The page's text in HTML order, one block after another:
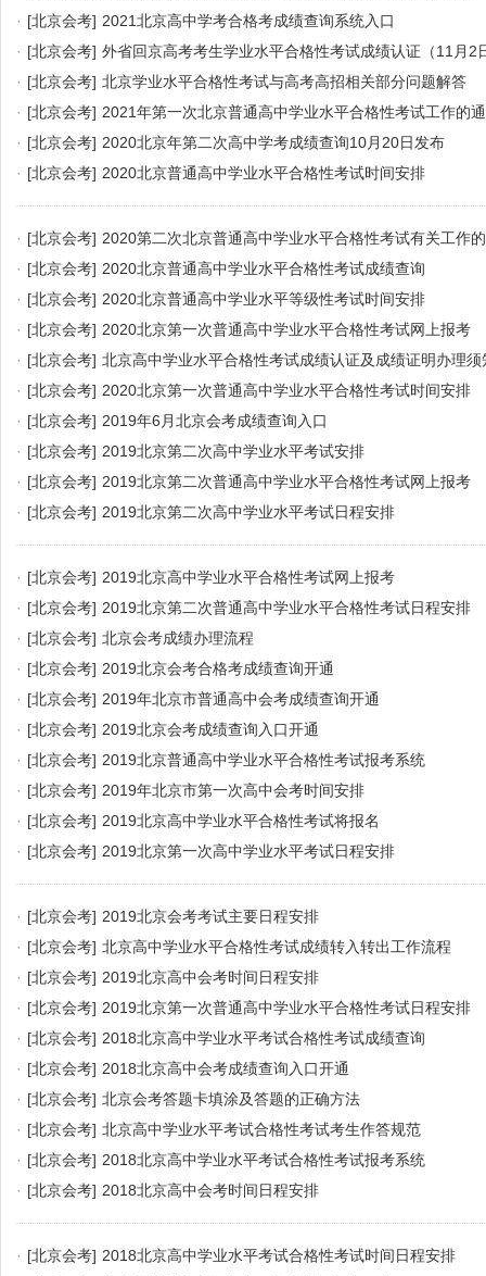
· [北京会考] 2021北京高中学考合格考成绩查询系统入口
· [北京会考] 外省回京高考考生学业水平合格性考试成绩认证（11月2
· [北京会考] 北京学业水平合格性考试与高考高招相关部分问题解答
· [北京会考] 2021年第一次北京普通高中学业水平合格性考试工作的
· [北京会考] 2020北京年第二次高中学考成绩查询10月20日发布
· [北京会考] 2020北京普通高中学业水平合格性考试时间安排
· [北京会考] 2020第二次北京普通高中学业水平合格性考试有关工作
· [北京会考] 2020北京普通高中学业水平合格性考试成绩查询
· [北京会考] 2020北京普通高中学业水平等级性考试时间安排
· [北京会考] 2020北京第一次普通高中学业水平合格性考试网上报考
· [北京会考] 北京高中学业水平合格性考试成绩认证及成绩证明办理须
· [北京会考] 2020北京第一次普通高中学业水平合格性考试时间安排
· [北京会考] 2019年6月北京会考成绩查询入口
· [北京会考] 2019北京第二次高中学业水平考试安排
· [北京会考] 2019北京第二次普通高中学业水平合格性考试网上报考
· [北京会考] 2019北京第二次高中学业水平考试日程安排
· [北京会考] 2019北京高中学业水平合格性考试网上报考
· [北京会考] 2019北京第二次普通高中学业水平合格性考试日程安排
· [北京会考] 北京会考成绩办理流程
· [北京会考] 2019北京会考合格考成绩查询开通
· [北京会考] 2019年北京市普通高中会考成绩查询开通
· [北京会考] 2019北京会考成绩查询入口开通
· [北京会考] 2019北京普通高中学业水平合格性考试报考系统
· [北京会考] 2019年北京市第一次高中会考时间安排
· [北京会考] 2019北京高中学业水平合格性考试将报名
· [北京会考] 2019北京第一次高中学业水平考试日程安排
· [北京会考] 2019北京会考考试主要日程安排
· [北京会考] 北京高中学业水平合格性考试成绩转入转出工作流程
· [北京会考] 2019北京高中会考时间日程安排
· [北京会考] 2019北京第一次普通高中学业水平合格性考试日程安排
· [北京会考] 2018北京高中学业水平考试合格性考试成绩查询
· [北京会考] 2018北京高中会考成绩查询入口开通
· [北京会考] 北京会考答题卡填涂及答题的正确方法
· [北京会考] 北京高中学业水平考试合格性考试考生作答规范
· [北京会考] 2018北京高中学业水平考试合格性考试报考系统
· [北京会考] 2018北京高中会考时间日程安排
· [北京会考] 2018北京高中学业水平考试合格性考试时间日程安排